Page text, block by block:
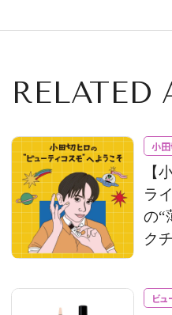
RELATED
小
【
ラ
の“
ク
ビュ